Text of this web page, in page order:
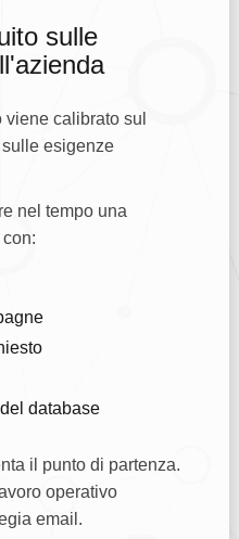
sulle
viene calibrato sul
esigenze
nel tempo una
database
il punto di partenza.
operativo
email.